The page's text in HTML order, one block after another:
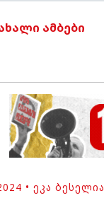
ამბები
• ᲔᲙᲐ ᲑᲔᲡᲔᲚᲘᲐ